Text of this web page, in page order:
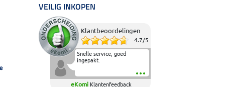
VEILIG INKOPEN
Klantbeoordelingen
4.7/5
Snelle service, goed
ingepakt.
eKomi Klantenfeedback